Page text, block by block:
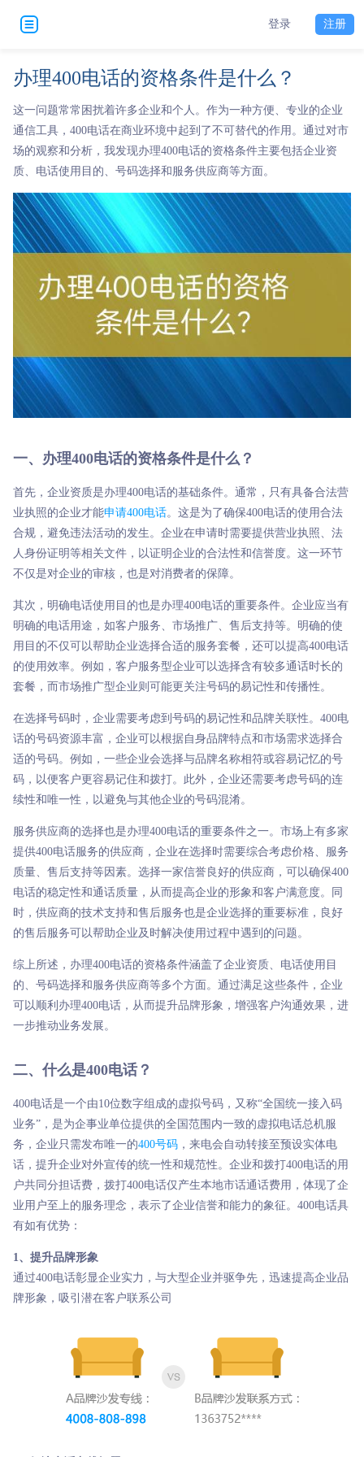
登录 注册
办理400电话的资格条件是什么？
这一问题常常困扰着许多企业和个人。作为一种方便、专业的企业
通信工具，400电话在商业环境中起到了不可替代的作用。通过对市
场的观察和分析，我发现办理400电话的资格条件主要包括企业资
质、电话使用目的、号码选择和服务供应商等方面。
一、办理400电话的资格条件是什么？
首先，企业资质是办理400电话的基础条件。通常，只有具备合法营
业执照的企业才能申请400电话。这是为了确保400电话的使用合法
合规，避免违法活动的发生。企业在申请时需要提供营业执照、法
人身份证明等相关文件，以证明企业的合法性和信誉度。这一环节
不仅是对企业的审核，也是对消费者的保障。
其次，明确电话使用目的也是办理400电话的重要条件。企业应当有
明确的电话用途，如客户服务、市场推广、售后支持等。明确的使
用目的不仅可以帮助企业选择合适的服务套餐，还可以提高400电话
的使用效率。例如，客户服务型企业可以选择含有较多通话时长的
套餐，而市场推广型企业则可能更关注号码的易记性和传播性。
在选择号码时，企业需要考虑到号码的易记性和品牌关联性。400电
话的号码资源丰富，企业可以根据自身品牌特点和市场需求选择合
适的号码。例如，一些企业会选择与品牌名称相符或容易记忆的号
码，以便客户更容易记住和拨打。此外，企业还需要考虑号码的连
续性和唯一性，以避免与其他企业的号码混淆。
服务供应商的选择也是办理400电话的重要条件之一。市场上有多家
提供400电话服务的供应商，企业在选择时需要综合考虑价格、服务
质量、售后支持等因素。选择一家信誉良好的供应商，可以确保400
电话的稳定性和通话质量，从而提高企业的形象和客户满意度。同
时，供应商的技术支持和售后服务也是企业选择的重要标准，良好
的售后服务可以帮助企业及时解决使用过程中遇到的问题。
综上所述，办理400电话的资格条件涵盖了企业资质、电话使用目
的、号码选择和服务供应商等多个方面。通过满足这些条件，企业
可以顺利办理400电话，从而提升品牌形象，增强客户沟通效果，进
一步推动业务发展。
二、什么是400电话？
400电话是一个由10位数字组成的虚拟号码，又称“全国统一接入码
业务”，是为企事业单位提供的全国范围内一致的虚拟电话总机服
务，企业只需发布唯一的400号码 ，来电会自动转接至预设实体电
话，提升企业对外宣传的统一性和规范性。企业和拨打400电话的用
户共同分担话费，拨打400电话仅产生本地市话通话费用，体现了企
业用户至上的服务理念，表示了企业信誉和能力的象征。400电话具
有如有优势：
1、提升品牌形象
通过400电话彰显企业实力，与大型企业并驱争先，迅速提高企业品
牌形象，吸引潜在客户联系公司